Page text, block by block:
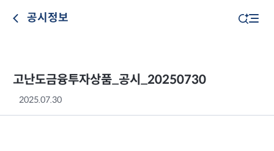
공시정보
고난도금융투자상품_공시_20250730
2025.07.30